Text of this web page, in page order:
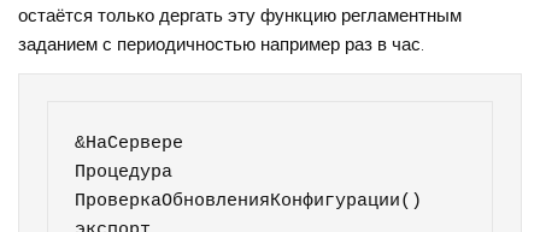
остаётся только дергать эту функцию регламентным
заданием с периодичностью например раз в час.
&НаСервере
Процедура
ПроверкаОбновленияКонфигурации()